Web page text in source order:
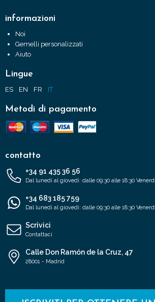
informazioni
Noi
Gemelli personalizzati
Aiuto
Lingue
ES EN FR IT
Metodi di pagamento
contatto
+34 91 435 36 56
Dal lunedì al giovedì: dalle 09:30 alle 18:30
+34 683 185 759
Dal lunedì al giovedì: dalle 09:30 alle 18:30
Scrivici
Contattaci
Calle Don Ramón de la Cruz, 47
28001 - Madrid